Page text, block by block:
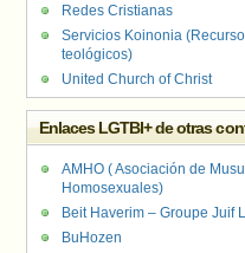
Redes Cristianas
Servicios Koinonia
teológicos)
United Church of Christ
Enlaces LGTBI+ de otras
AMHO ( Asociación de
Homosexuales)
Beit Haverim – Groupe Juif
BuHozen